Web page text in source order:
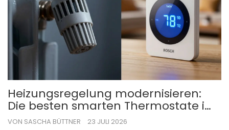
Heizungsregelung modernisieren:
Die besten smarten Thermostate im
Test
VON SASCHA BÜTTNER 23 JULI 2026